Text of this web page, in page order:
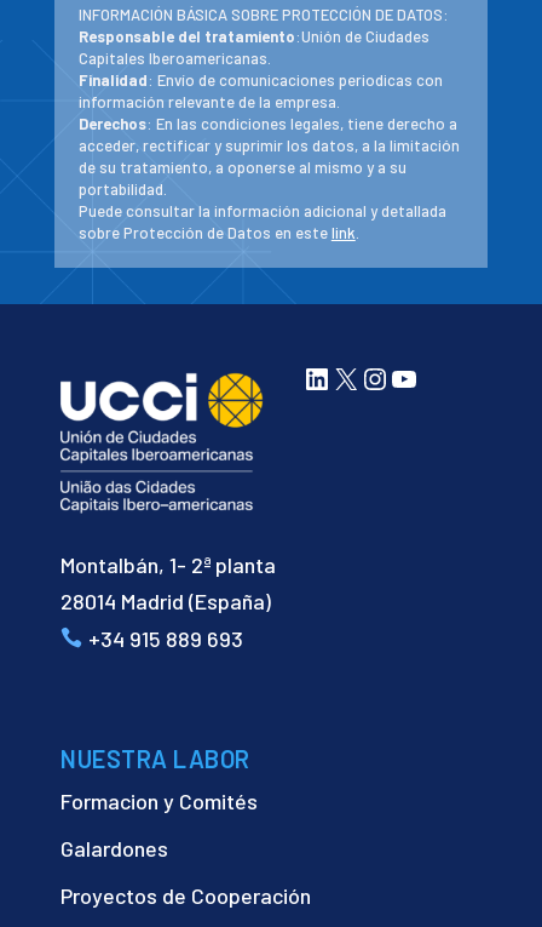
INFORMACIÓN BÁSICA SOBRE PROTECCIÓN DE DATOS:
Responsable del tratamiento:Unión de Ciudades
Capitales Iberoamericanas.
Finalidad: Envío de comunicaciones periodicas con
información relevante de la empresa.
Derechos: En las condiciones legales, tiene derecho a
acceder, rectificar y suprimir los datos, a la limitación
de su tratamiento, a oponerse al mismo y a su
portabilidad.
Puede consultar la información adicional y detallada
sobre Protección de Datos en estelink
Montalbán, 1- 2ª planta
28014 Madrid (España)
+34 915 889 693
LinkedIn
X Instagram
YouTube
NUESTRA LABOR
Formacion y Comités
Galardones
Proyectos de Cooperación